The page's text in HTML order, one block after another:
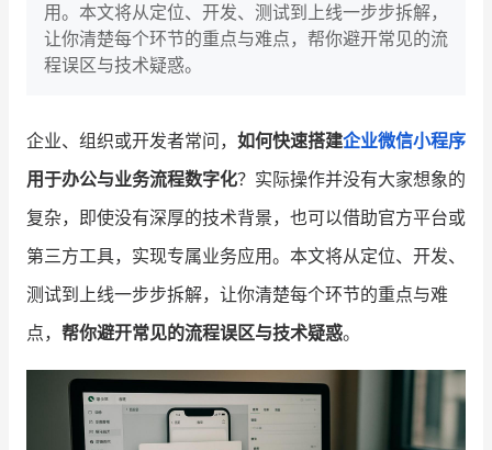
产品更新动态 帮助中心
品牌消费观 行业报告
新零售资讯
培训课程
私域课程 新零售内参
增长俱乐部 有赞商盟
商家社区 社群交流
用。本文将从定位、开发、测试到上线一步步拆解，
让你清楚每个环节的重点与难点，帮你避开常见的流
程误区与技术疑惑。
企业、组织或开发者常问， 如何快速搭建企业微信小程序
用于办公与业务流程数字化？实际操作并没有大家想象的
复杂，即使没有深厚的技术背景，也可以借助官方平台或
第三方工具，实现专属业务应用。本文将从定位、开发、
测试到上线一步步拆解，让你清楚每个环节的重点与难
点， 帮你避开常见的流程误区与技术疑惑。